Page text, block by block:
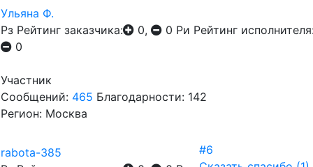
Ульяна Ф.
Рз Рейтинг заказчика: 0, 0 Ри Рейтинг
0
Участник
Сообщений: 465 Благодарности: 142
Регион: Москва
rabota-385
#6